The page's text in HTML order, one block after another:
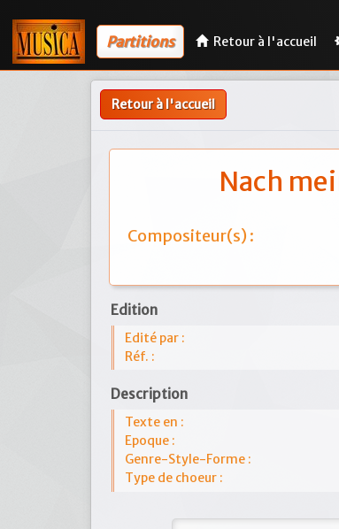
Partitions Retour à l'accueil
Retour à l'accueil
Nach
Compositeur(s) :
Edition
Edité par :
Réf. :
Description
Texte en :
Epoque :
Genre-Style-Forme :
Type de choeur :